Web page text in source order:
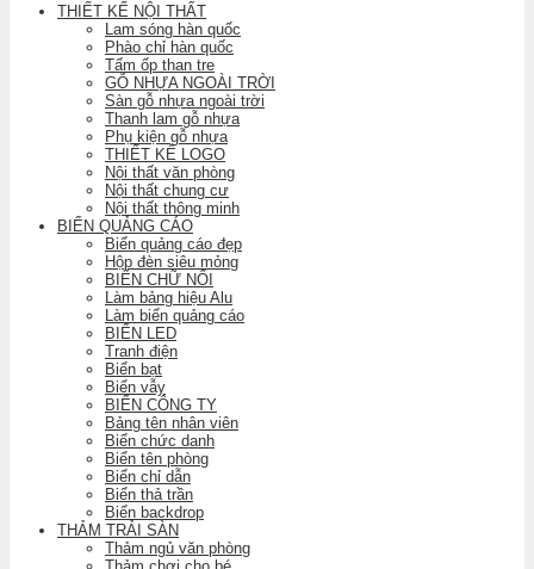
THIẾT KẾ NỘI THẤT
Lam sóng hàn quốc
Phào chỉ hàn quốc
Tấm ốp than tre
GỖ NHỰA NGOÀI TRỜI
Sàn gỗ nhựa ngoài trời
Thanh lam gỗ nhựa
Phụ kiện gỗ nhựa
THIẾT KẾ LOGO
Nội thất văn phòng
Nội thất chung cư
Nội thất thông minh
BIỂN QUẢNG CÁO
Biển quảng cáo đẹp
Hộp đèn siêu mỏng
BIỂN CHỮ NỔI
Làm bảng hiệu Alu
Làm biển quảng cáo
BIỂN LED
Tranh điện
Biển bạt
Biển vẫy
BIỂN CÔNG TY
Bảng tên nhân viên
Biển chức danh
Biển tên phòng
Biển chỉ dẫn
Biển thả trần
Biển backdrop
THẢM TRẢI SÀN
Thảm ngủ văn phòng